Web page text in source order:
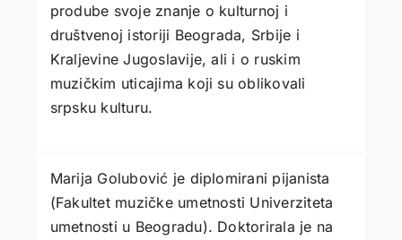
prodube svoje znanje o kulturnoj i
društvenoj istoriji Beograda, Srbije i
Kraljevine Jugoslavije, ali i o ruskim
muzičkim uticajima koji su oblikovali
srpsku kulturu.
Marija Golubović je diplomirani pijanista
(Fakultet muzičke umetnosti Univerziteta
umetnosti u Beogradu). Doktorirala je na